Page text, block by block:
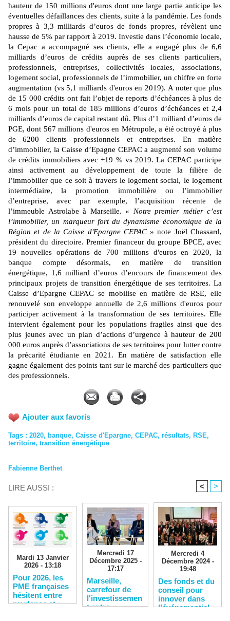
hauteur de 150 millions d'euros dont une large partie anticipe les
éventuelles défaillances des clients, suite à la pandémie. Les fonds
propres à 3,3 milliards d’euros de fonds propres, révèlent une
hausse de 5% par rapport à 2019. Investie dans l’économie locale,
la Cepac a accompagné ses clients, elle a engagé plus de 6,6
milliards d’euros de crédits auprès de ses clients particuliers,
professionnels, entreprises, collectivités locales, associations,
logement social, professionnels de l’immobilier, un chiffre en forte
augmentation (vs 5,1 milliards d'euros en 2019). A noter que plus
de 15 000 crédits ont fait l’objet de reports d’échéances à plus de
6 mois pour un total de 185 millions d’euros d’échéances et 2,4
milliards d’euros de capital restant dû. Plus d’1 milliard d’euros de
PGE, dont 567 millions d'euros en Métropole, a été octroyé à plus
de 6200 clients professionnels et entreprises. En matière
d’immobilier, la Caisse d’Epagne CEPACa augmenté son volume
de crédits immobiliers avec +19 % vs 2019. La CEPAC participe
ainsi activement au développement de toute la filière de
l’immobilier que ce soit à travers le logement social, le logement
intermédiaire, la promotion immobilière ou l’immobilier
d’entreprise, avec par exemple, l’acquisition récente de
l’immeuble Astrolabe à Marseille. « Notre premier métier c’est
l’immobilier, un marqueur fort du dynamisme économique de la
Région et de la Caisse d'Epargne CEPAC» note Joël Chassard,
président du directoire. Premier financeur du groupe BPCE, avec
19 nouvelles opérations de 700 millions d'euros en 2020, la
banque compte désormais, en matière de transition
énergétique, 1,6 milliard d’euros d’encours de financement des
principaux projets de transition énergétique de ses territoires. La
Caisse d’EpargneCEPAC se mobilise en matière de RSE, elle
renouvelé son enveloppe annuelle de 2,6 millions d'euros pour
participer activement à la transformation de ses territoires. Elle
intervient également pour les populations fragiles ainsi que des
plus jeunes avec un plan d’actions d’urgence à hauteur de 200
000 euros auprès d’associations de ses territoires pour lutter contre
la précarité étudiante en 2021. En matière de satisfaction elle
gagne également des points tant sur le marché des particuliers que
des professionnels.
Ajouter aux favoris
Tags : 2020, banque, Caisse d'Epargne, CEPAC, résultats, RSE,
territoire, transition énergétique
Fabienne Berthet
LIRE AUSSI : < >
Mardi 13 Janvier
2026 - 13:18
​Pour 2026, les
PME françaises
hésitent entre
prudence et
Mercredi 17
Décembre 2025 -
17:17
​Marseille,
carrefour de
l'investissemen
t entre
Mercredi 4
Décembre 2024 -
19:48
Des fonds et du
conseil pour
innover dans
l’événementiel